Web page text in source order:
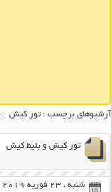
آرشیوهای برچسب : تور کیش
تور کیش و بلیط کیش
شنبه ، 23 فوریه 2019